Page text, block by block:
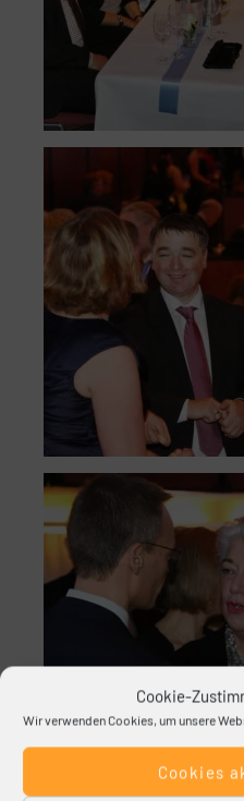
Cookie-
Wir verwenden Cookies, um unsere
Cookies